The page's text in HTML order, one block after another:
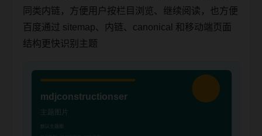
同类内链，方便用户按栏目浏览、继续阅读，也方便
百度通过 sitemap、内链、canonical 和移动端页面
结构更快识别主题